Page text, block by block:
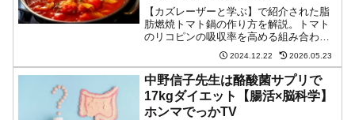
【カズレーザーと学ぶ】で紹介された脂
肪燃焼トマト鍋の作り方を解説。トマト
のリコピンの吸収率を高める組み合わせ
や、からし菜のケンフェロールによる脂
肪燃焼効果など、最新の研究に基づいた
健康効果が期待できるレシピです。具材
の選び方から順番、シメまで、美味しく
作るコツを詳しく紹介。
2024.12.22 2026.05.23
中野信子先生は酪酸菌サプリで
17kgダイエット【腸活×脳科学】
ホンマでっかTV